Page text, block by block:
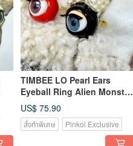
TIMBEE LO Pearl Ears
Eyeball Ring Alien Monster
Series Red and Black are
available in two colors
US$ 75.90
สั่งทำพิเศษ Pinkoi Exclusive